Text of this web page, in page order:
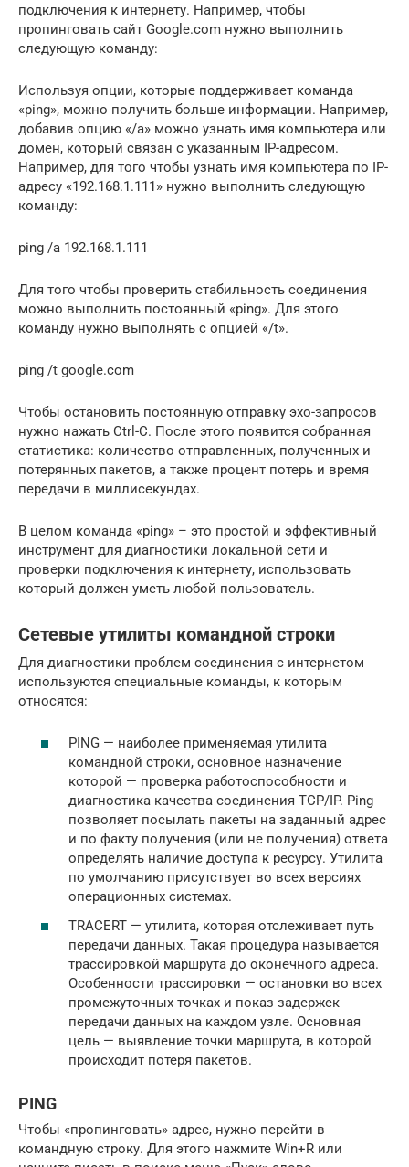
подключения к интернету. Например, чтобы
пропинговать сайт Google.com нужно выполнить
следующую команду:
Используя опции, которые поддерживает команда
«ping», можно получить больше информации. Например,
добавив опцию «/a» можно узнать имя компьютера или
домен, который связан с указанным IP-адресом.
Например, для того чтобы узнать имя компьютера по IP-
адресу «192.168.1.111» нужно выполнить следующую
команду:
ping /a 192.168.1.111
Для того чтобы проверить стабильность соединения
можно выполнить постоянный «ping». Для этого
команду нужно выполнять с опцией «/t».
ping /t google.com
Чтобы остановить постоянную отправку эхо-запросов
нужно нажать Ctrl-C. После этого появится собранная
статистика: количество отправленных, полученных и
потерянных пакетов, а также процент потерь и время
передачи в миллисекундах.
В целом команда «ping» – это простой и эффективный
инструмент для диагностики локальной сети и
проверки подключения к интернету, использовать
который должен уметь любой пользователь.
Сетевые утилиты командной строки
Для диагностики проблем соединения с интернетом
используются специальные команды, к которым
относятся:
PING — наиболее применяемая утилита
командной строки, основное назначение
которой — проверка работоспособности и
диагностика качества соединения TCP/IP. Ping
позволяет посылать пакеты на заданный адрес
и по факту получения (или не получения) ответа
определять наличие доступа к ресурсу. Утилита
по умолчанию присутствует во всех версиях
операционных системах.
TRACERT — утилита, которая отслеживает путь
передачи данных. Такая процедура называется
трассировкой маршрута до оконечного адреса.
Особенности трассировки — остановки во всех
промежуточных точках и показ задержек
передачи данных на каждом узле. Основная
цель — выявление точки маршрута, в которой
происходит потеря пакетов.
PING
Чтобы «пропинговать» адрес, нужно перейти в
командную строку. Для этого нажмите Win+R или